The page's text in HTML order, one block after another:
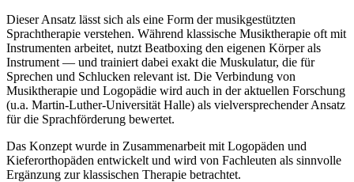
Dieser Ansatz lässt sich als eine Form der musikgestützten
Sprachtherapie verstehen. Während klassische Musiktherapie oft mit
Instrumenten arbeitet, nutzt Beatboxing den eigenen Körper als
Instrument — und trainiert dabei exakt die Muskulatur, die für
Sprechen und Schlucken relevant ist. Die Verbindung von
Musiktherapie und Logopädie wird auch in der aktuellen Forschung
(u.a. Martin-Luther-Universität Halle) als vielversprechender Ansatz
für die Sprachförderung bewertet.
Das Konzept wurde in Zusammenarbeit mit Logopäden und
Kieferorthopäden entwickelt und wird von Fachleuten als sinnvolle
Ergänzung zur klassischen Therapie betrachtet.